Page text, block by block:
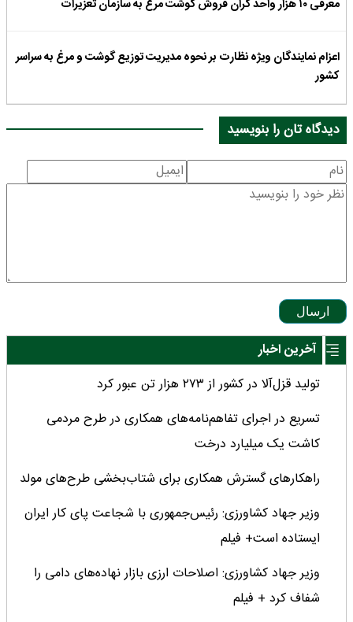
معرفی ۱۰ هزار واحد گران فروش گوشت مرغ به سازمان تعزیرات
اعزام نمایندگان ویژه نظارت بر نحوه مدیریت توزیع گوشت و مرغ به سراسر
کشور
دیدگاه تان را بنویسید
ارسال
آخرین اخبار
تولید قزل‌آلا در کشور از ۲۷۳ هزار تن عبور کرد
تسریع در اجرای تفاهم‌نامه‌های همکاری در طرح مردمی
کاشت یک میلیارد درخت
راهکارهای گسترش همکاری برای شتاب‌بخشی طرح‌های مولد
وزیر جهاد کشاورزی: رئیس‌جمهوری با شجاعت پای کار ایران
ایستاده است+ فیلم
وزیر جهاد کشاورزی: اصلاحات ارزی بازار نهاده‌های دامی را
شفاف کرد + فیلم